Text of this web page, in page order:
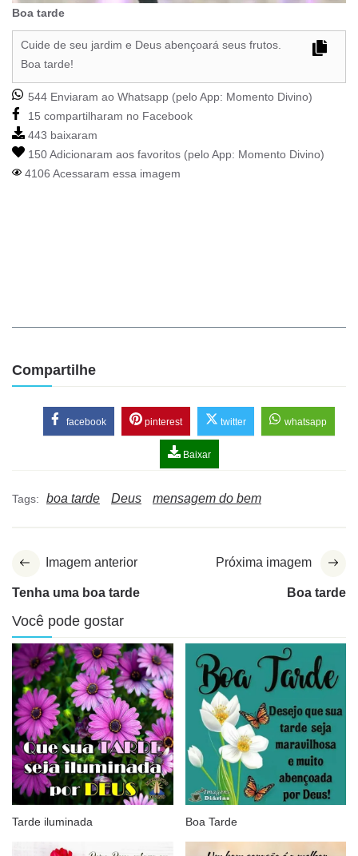
Boa tarde
Cuide de seu jardim e Deus abençoará seus frutos.
Boa tarde!
544 Enviaram ao Whatsapp (pelo App: Momento Divino)
15 compartilharam no Facebook
443 baixaram
150 Adicionaram aos favoritos (pelo App: Momento Divino)
4106 Acessaram essa imagem
Compartilhe
facebook pinterest twitter whatsapp
Baixar
Tags: boa tarde Deus mensagem do bem
Imagem anterior
Tenha uma boa tarde
Próxima imagem
Boa tarde
Você pode gostar
Tarde iluminada Boa Tarde